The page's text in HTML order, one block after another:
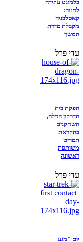
בלמונט עתידה
לחזור:
קאסלבניה
מקבלת סדרת
המשך
עדי פרל
הפקת בית
הדרקון החלה,
השחקנים
בהקראת
תסריט
משותפת
ראשונה
עדי פרל
יום "מגע